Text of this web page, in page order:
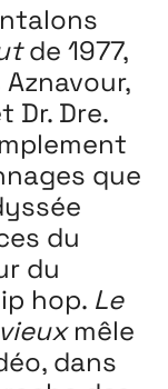
de 1977,
Dr. Dre.
que
du
du
hop. Le
mêle
dans